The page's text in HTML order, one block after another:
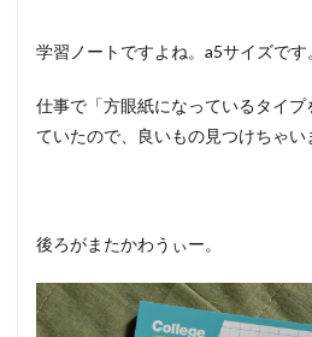
学習ノートですよね。a5サイズです
仕事で「方眼紙になっているタイ
ていたので、良いもの見つけちゃい
後ろがまたかわうぃー。